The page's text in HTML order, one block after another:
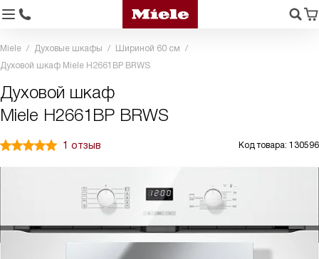
Miele Духовые шкафы
Шириной 60 см
Духовой шкаф Miele H2661BP BRWS
Духовой шкаф
Miele H2661BP BRWS
1 отзыв Код товара: 130596